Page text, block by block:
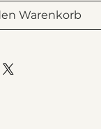
Warenkorb